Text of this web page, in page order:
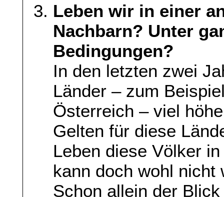
Leben wir in einer
Nachbarn? Unter
Bedingungen?
In den letzten zwei
Länder – zum
Österreich – viel
Gelten für diese
Leben diese Völker
kann doch wohl nicht
Schon allein der